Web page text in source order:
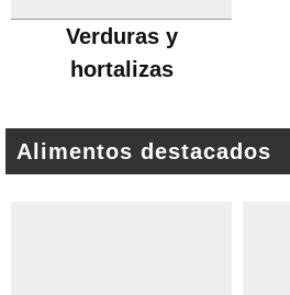
Verduras y
hortalizas
Alimentos destacados